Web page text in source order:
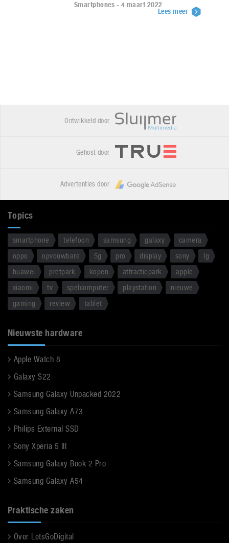
Smartphones - 4 maart 2022
Lees meer
Ontwikkeld door
Gehost door
Advertenties door
Topics
smartphone telefoon samsung galaxy
camera
oppo
opvouwbare 5g pro display sony
lg
huawei
pretpark kopen attractiepark
apple
xiaomi
tv spelcomputer playstation
nieuwe
gaming
review tablet
Nieuwste hardware
Apple Watch 8
Galaxy S22
Samsung Galaxy Unpacked 2022
Samsung Galaxy A73
Philips External SSD
Sony Xperia 5 III
Samsung Galaxy Book 2 Pro
Samsung Galaxy A54
Praktische zaken
Over LetsGoDigital